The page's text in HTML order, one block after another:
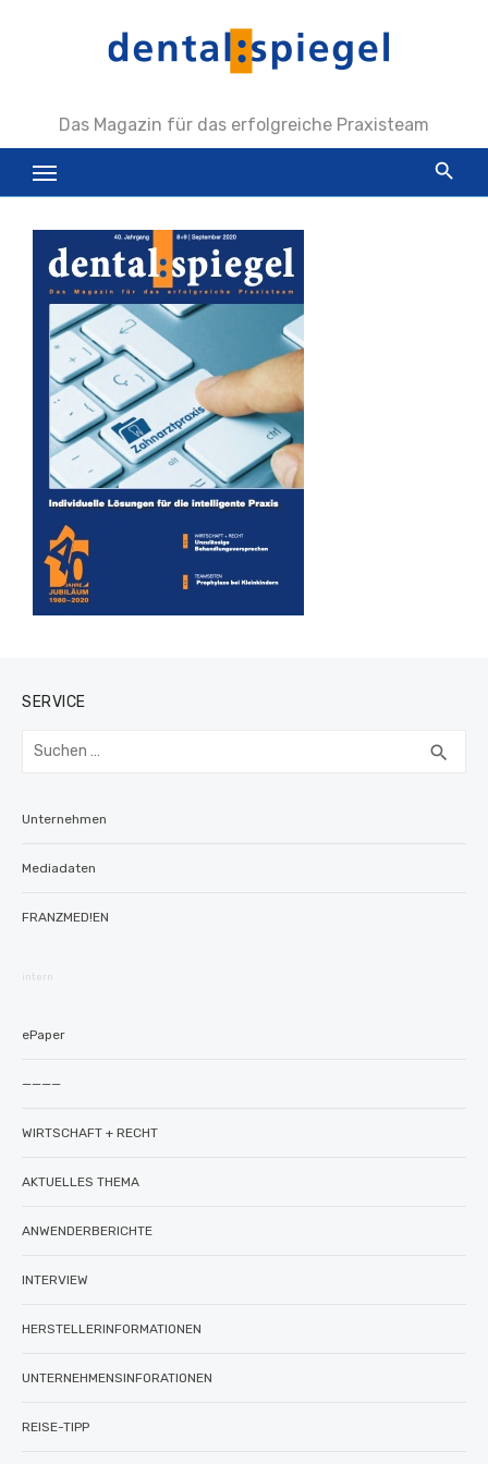
Das Magazin für das erfolgreiche Praxisteam
SERVICE
Suchen
search
Unternehmen
Mediadaten
FRANZMED!EN
intern
ePaper
————
WIRTSCHAFT + RECHT
AKTUELLES THEMA
ANWENDERBERICHTE
INTERVIEW
HERSTELLERINFORMATIONEN
UNTERNEHMENSINFORATIONEN
REISE-TIPP